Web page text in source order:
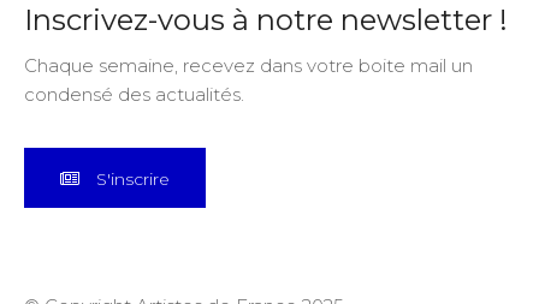
Inscrivez-vous à notre newsletter !
Chaque semaine, recevez dans votre boite mail un
condensé des actualités.
S'inscrire